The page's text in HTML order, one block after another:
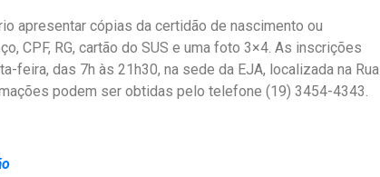
apresentar cópias da certidão de nascimento ou
CPF, RG, cartão do SUS e uma foto 3×4. As inscrições
feira, das 7h às 21h30, na sede da EJA, localizada na Rua
podem ser obtidas pelo telefone (19) 3454-4343.